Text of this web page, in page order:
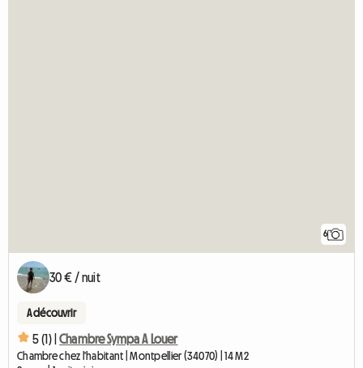
6
30 € / nuit
A découvrir
5 (1) | Chambre Sympa A Louer
Chambre chez l'habitant | Montpellier (34070) | 14 M2